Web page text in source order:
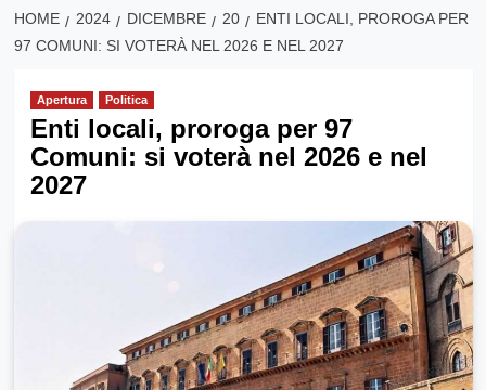
HOME 2024 DICEMBRE 20
ENTI LOCALI, PROROGA PER
97 COMUNI: SI VOTERÀ NEL 2026 E NEL 2027
Apertura Politica
Enti locali, proroga per 97
Comuni: si voterà nel 2026 e nel
2027